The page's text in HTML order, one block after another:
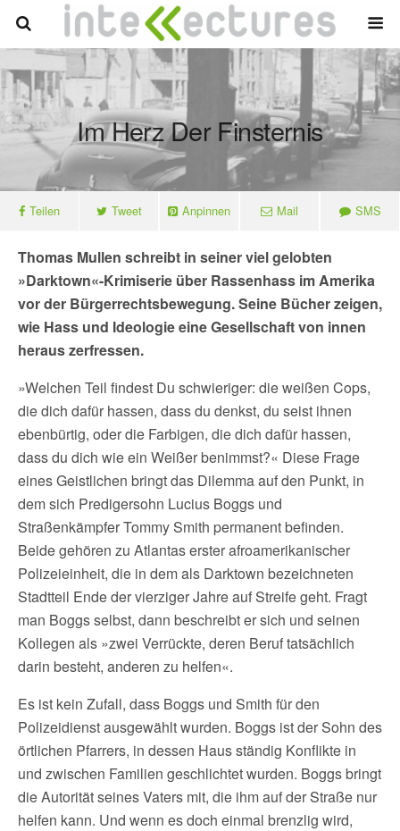
Im Herz Der Finsternis
Teilen Tweet Anpinnen Mail SMS
Thomas Mullen schreibt in seiner viel gelobten
»Darktown«-Krimiserie über Rassenhass im Amerika
vor der Bürgerrechtsbewegung. Seine Bücher zeigen,
wie Hass und Ideologie eine Gesellschaft von innen
heraus zerfressen.
»Welchen Teil findest Du schwieriger: die weißen Cops,
die dich dafür hassen, dass du denkst, du seist ihnen
ebenbürtig, oder die Farbigen, die dich dafür hassen,
dass du dich wie ein Weißer benimmst?« Diese Frage
eines Geistlichen bringt das Dilemma auf den Punkt, in
dem sich Predigersohn Lucius Boggs und
Straßenkämpfer Tommy Smith permanent befinden.
Beide gehören zu Atlantas erster afroamerikanischer
Polizeieinheit, die in dem als Darktown bezeichneten
Stadtteil Ende der vierziger Jahre auf Streife geht. Fragt
man Boggs selbst, dann beschreibt er sich und seinen
Kollegen als »zwei Verrückte, deren Beruf tatsächlich
darin besteht, anderen zu helfen«.
Es ist kein Zufall, dass Boggs und Smith für den
Polizeidienst ausgewählt wurden. Boggs ist der Sohn des
örtlichen Pfarrers, in dessen Haus ständig Konflikte in
und zwischen Familien geschlichtet wurden. Boggs bringt
die Autorität seines Vaters mit, die ihm auf der Straße nur
helfen kann. Und wenn es doch einmal brenzlig wird,